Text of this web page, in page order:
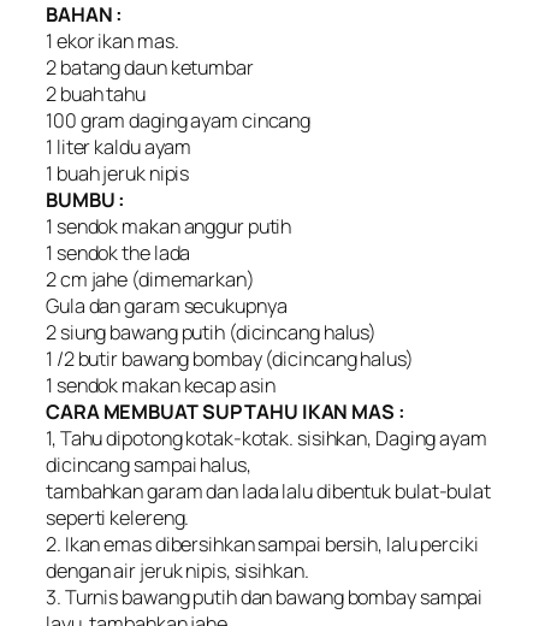
BAHAN :
1 ekor ikan mas.
2 batang daun ketumbar
2 buah tahu
100 gram daging ayam cincang
1 liter kaldu ayam
1 buah jeruk nipis
BUMBU :
1 sendok makan anggur putih
1 sendok the lada
2 cm jahe (dimemarkan)
Gula dan garam secukupnya
2 siung bawang putih (dicincang halus)
1 /2 butir bawang bombay (dicincang halus)
1 sendok makan kecap asin
CARA MEMBUAT SUP TAHU IKAN MAS :
1, Tahu dipotong kotak-kotak. sisihkan, Daging ayam
dicincang sampai halus,
tambahkan garam dan lada lalu dibentuk bulat-bulat
seperti kelereng.
2. Ikan emas dibersihkan sampai bersih, lalu perciki
dengan air jeruk nipis, sisihkan.
3. Turnis bawang putih dan bawang bombay sampai